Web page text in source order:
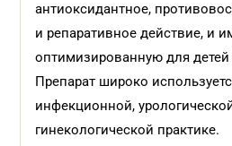
антиоксидантное,
и репаративное действие, и
оптимизированную для
Препарат широко
инфекционной,
гинекологической практике.